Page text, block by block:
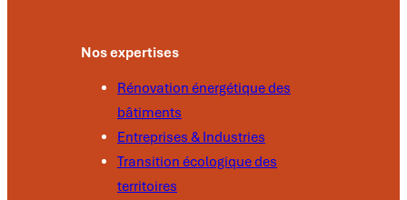
Nos expertises
Rénovation énergétique des
bâtiments
Entreprises & Industries
Transition écologique des
territoires